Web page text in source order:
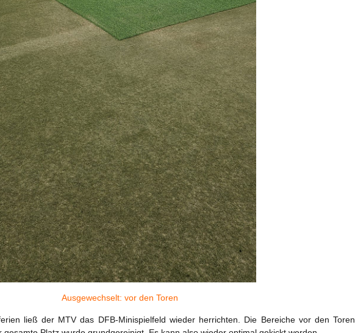
Ausgewechselt: vor den Toren
ließ der MTV das DFB-Minispielfeld wieder herrichten. Die Bereiche vor den Toren